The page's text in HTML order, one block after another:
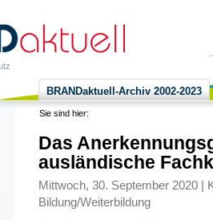
BRANDaktuell-Archiv 2002-2023
Sie sind hier:
Das
ausländische
Mittwoch, 30. September 2020 |
Bildung/Weiterbildung